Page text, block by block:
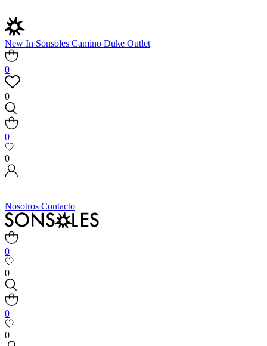
New In Sonsoles Camino Duke Outlet
0
0
0
0
Nosotros Contacto
0
0
0
0